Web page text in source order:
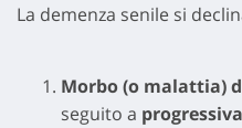
La demenza senile si
Morbo (o malattia)
seguito a